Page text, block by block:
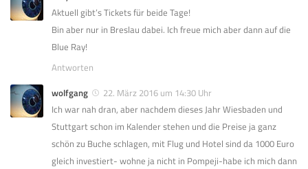
Aktuell gibt’s Tickets für beide Tage!
Bin aber nur in Breslau dabei. Ich freue mich aber dann auf die
Blue Ray!
Antworten
wolfgang
22. März 2016 um 14:30 Uhr
Ich war nah dran, aber nachdem dieses Jahr Wiesbaden und
Stuttgart schon im Kalender stehen und die Preise ja ganz
schön zu Buche schlagen, mit Flug und Hotel sind da 1000 Euro
gleich investiert- wohne ja nicht in Pompeji-habe ich mich dann